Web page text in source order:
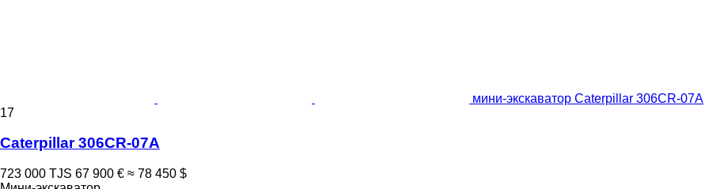
мини-экскаватор Caterpillar 306CR-07A
17
Caterpillar 306CR-07A
723 000 TJS 67 900 € ≈ 78 450 $